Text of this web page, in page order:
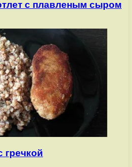
с плавленым сыром
гречкой